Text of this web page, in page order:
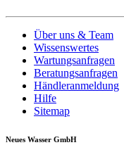
Über uns & Team
Wissenswertes
Wartungsanfragen
Beratungsanfragen
Händleranmeldung
Hilfe
Sitemap
Neues Wasser GmbH